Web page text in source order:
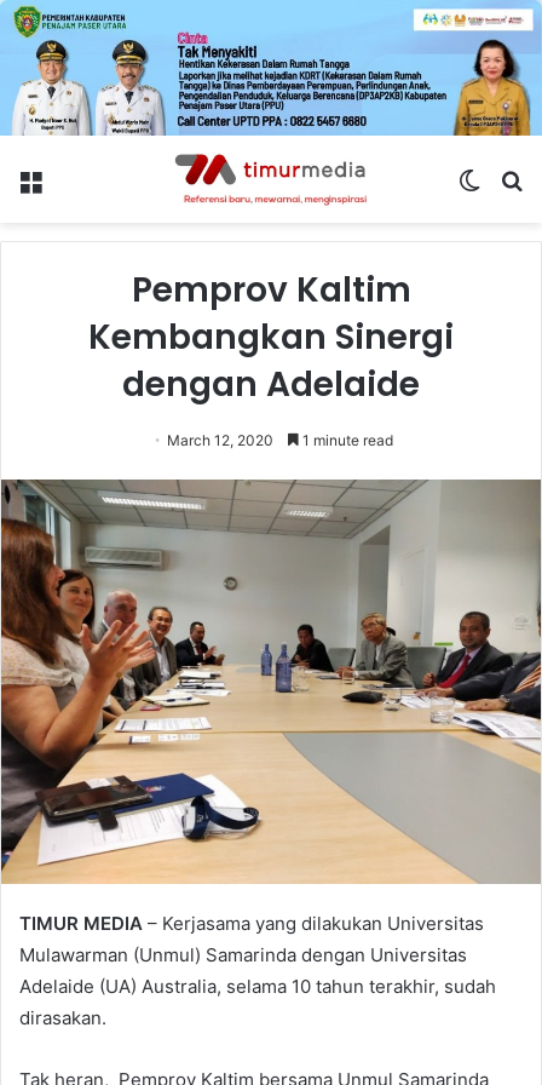
Menu
Switch
Pemprov Kaltim
Kembangkan Sinergi
dengan Adelaide
March 12, 2020 1 minute read
TIMUR MEDIA – Kerjasama yang dilakukan Universitas
Mulawarman (Unmul) Samarinda dengan Universitas
Adelaide (UA) Australia, selama 10 tahun terakhir, sudah
dirasakan.
Tak heran, Pemprov Kaltim bersama Unmul Samarinda